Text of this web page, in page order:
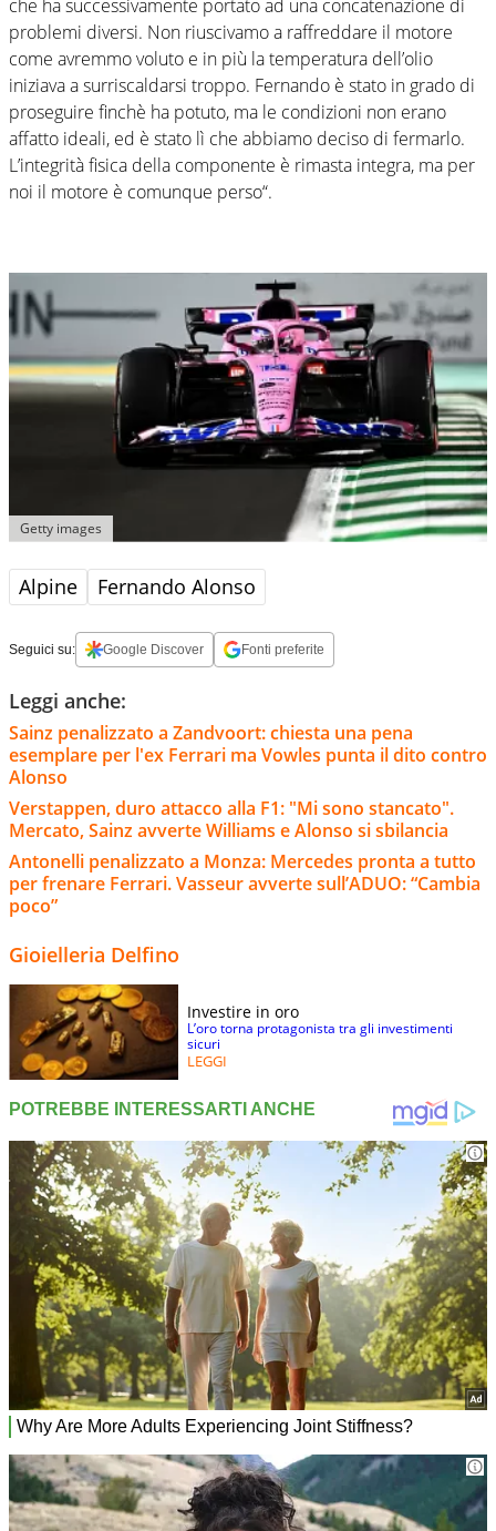
che ha successivamente portato ad una concatenazione di
problemi diversi. Non riuscivamo a raffreddare il motore
come avremmo voluto e in più la temperatura dell’olio
iniziava a surriscaldarsi troppo. Fernando è stato in grado di
proseguire finchè ha potuto, ma le condizioni non erano
affatto ideali, ed è stato lì che abbiamo deciso di fermarlo.
L’integrità fisica della componente è rimasta integra, ma per
noi il motore è comunque perso“.
Getty images
Alpine Fernando Alonso
Seguici su: Google Discover Fonti preferite
Leggi anche:
Sainz penalizzato a Zandvoort: chiesta una pena
esemplare per l'ex Ferrari ma Vowles punta il dito contro
Alonso
Verstappen, duro attacco alla F1: "Mi sono stancato".
Mercato, Sainz avverte Williams e Alonso si sbilancia
Antonelli penalizzato a Monza: Mercedes pronta a tutto
per frenare Ferrari. Vasseur avverte sull’ADUO: “Cambia
poco”
Gioielleria Delfino
Investire in oro
L’oro torna protagonista tra gli investimenti
sicuri
LEGGI